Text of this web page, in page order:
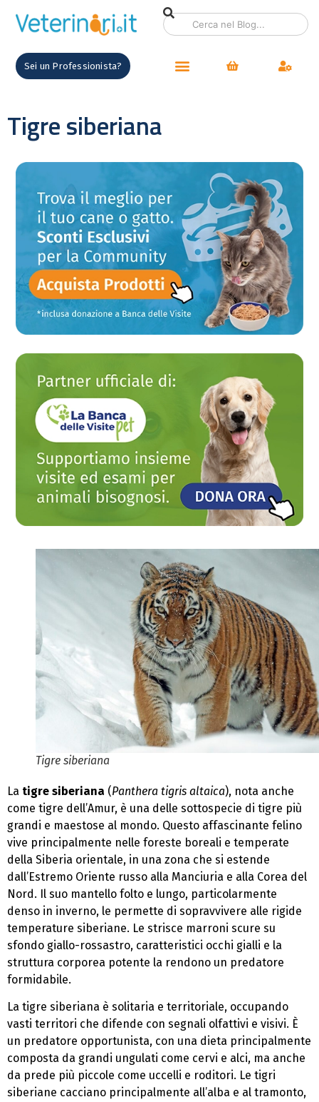
Sei un Professionista?
Tigre siberiana
Tigre siberiana
La tigre siberiana (Panthera tigris altaica), nota anche
come tigre dell’Amur, è una delle sottospecie di tigre più
grandi e maestose al mondo. Questo affascinante felino
vive principalmente nelle foreste boreali e temperate
della Siberia orientale, in una zona che si estende
dall’Estremo Oriente russo alla Manciuria e alla Corea del
Nord. Il suo mantello folto e lungo, particolarmente
denso in inverno, le permette di sopravvivere alle rigide
temperature siberiane. Le strisce marroni scure su
sfondo giallo-rossastro, caratteristici occhi gialli e la
struttura corporea potente la rendono un predatore
formidabile.
La tigre siberiana è solitaria e territoriale, occupando
vasti territori che difende con segnali olfattivi e visivi. È
un predatore opportunista, con una dieta principalmente
composta da grandi ungulati come cervi e alci, ma anche
da prede più piccole come uccelli e roditori. Le tigri
siberiane cacciano principalmente all’alba e al tramonto,